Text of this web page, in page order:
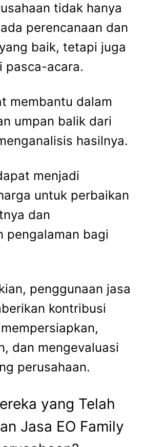
tidak hanya
perencanaan dan
baik, tetapi juga
pasca-acara.
membantu dalam
umpan balik dari
hasilnya.
menjadi
untuk perbaikan
dan
pengalaman bagi
penggunaan jasa
kontribusi
dan mengevaluasi
perusahaan.
yang Telah
Jasa EO Family